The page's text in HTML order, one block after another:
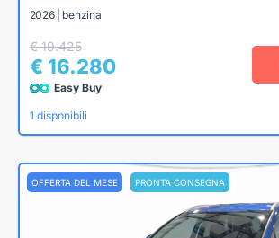
2026 | benzina
€ 19.425
€ 16.280
Easy Buy
1 disponibili
OFFERTA DEL MESE PRONTA CONSEGNA